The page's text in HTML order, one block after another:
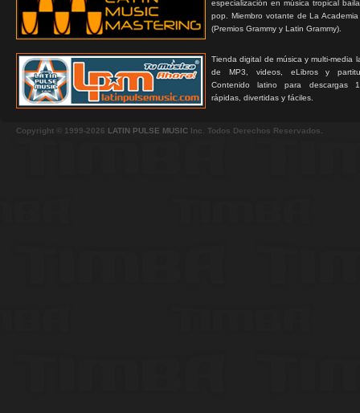
especialización en música tropical
pop. Miembro votante de La
(Premios Grammy y Latin Grammy).
Tienda digital de música y multi-media
de MP3, videos, eLibros y
Contenido latino para descargas
rápidas, divertidas y fáciles.
Copyright © 1999-2026 LATIN PULSE MUSIC Inc. Todos Derechos Reservados.